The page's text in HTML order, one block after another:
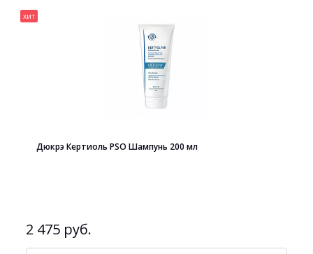
хит
Дюкрэ Кертиоль PSO Шампунь 200 мл
2 475 руб.